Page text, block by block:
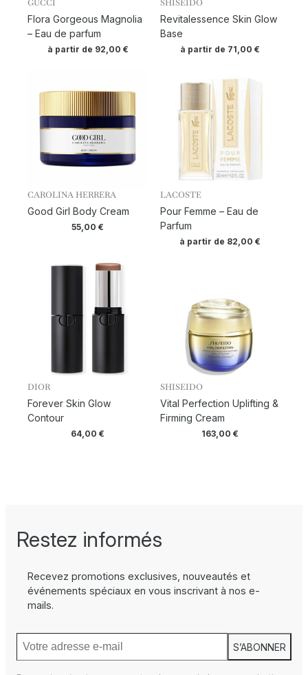
GUCCI
Flora Gorgeous Magnolia
– Eau de parfum
à partir de 92,00 €
SHISEIDO
Revitalessence Skin Glow
Base
à partir de 71,00€
CAROLINA HERRERA
Good Girl Body Cream
55,00€
LACOSTE
Pour Femme – Eau de
Parfum
à partir de 82,00€
DIOR
Forever Skin Glow
Contour
64,00€
SHISEIDO
Vital Perfection Uplifting &
Firming Cream
163,00€
Restez informés
Recevez promotions exclusives, nouveautés et
événements spéciaux en vous inscrivant à nos e-
mails.
S’ABONNER